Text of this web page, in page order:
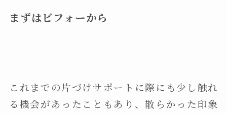
まずはビフォーから
これまでの片づけサポートに際にも少し触れ
る機会があったこともあり、散らかった印象